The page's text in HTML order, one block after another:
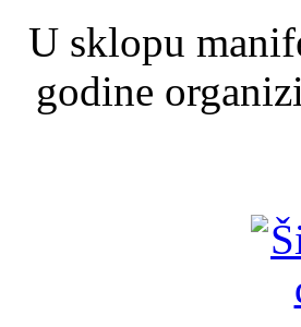
U sklopu
godine